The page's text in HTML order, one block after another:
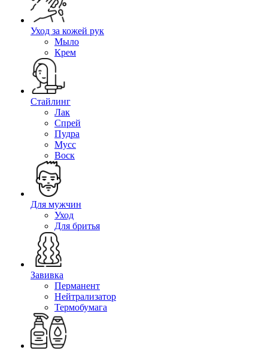
Уход за кожей рук
Мыло
Крем
Стайлинг
Лак
Спрей
Пудра
Мусс
Воск
Для мужчин
Уход
Для бритья
Завивка
Перманент
Нейтрализатор
Термобумага